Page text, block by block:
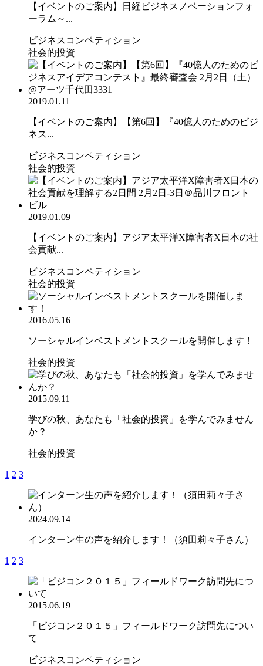
【イベントのご案内】日経ビジネスノベーションフォ
ーラム～...
ビジネスコンペティション
社会的投資
2019.01.11
【イベントのご案内】【第6回】『40億人のためのビジ
ネス...
ビジネスコンペティション
社会的投資
2019.01.09
【イベントのご案内】アジア太平洋X障害者X日本の社
会貢献...
ビジネスコンペティション
社会的投資
2016.05.16
ソーシャルインベストメントスクールを開催します！
社会的投資
2015.09.11
学びの秋、あなたも「社会的投資」を学んでみません
か？
社会的投資
1 2 3
2024.09.14
インターン生の声を紹介します！（須田莉々子さん）
1 2 3
2015.06.19
「ビジコン２０１５」フィールドワーク訪問先につい
て
ビジネスコンペティション